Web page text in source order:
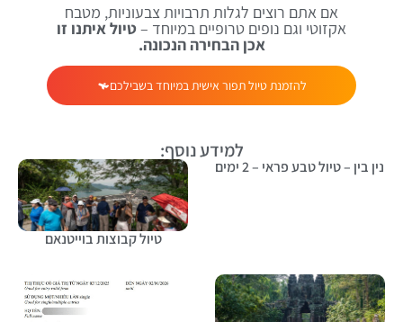
אם אתם רוצים לגלות תרבויות צבעוניות, מטבח
אקזוטי וגם נופים טרופיים במיוחד –טיול איתנו זו
אכן הבחירה הנכונה.
להזמנת טיול תפור אישית במיוחד בשבילכם
למידע נוסף:
נין בין – טיול טבע פראי – 2 ימים
טיול קבוצות בוייטנאם